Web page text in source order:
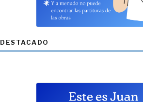
DESTACADO